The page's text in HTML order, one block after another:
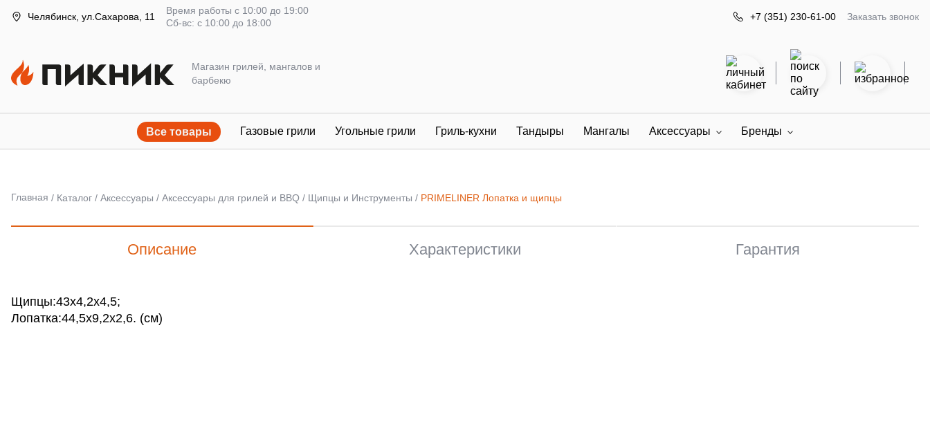
Челябинск, ул.Сахарова, 11
Время работы с 10:00 до 19:00
Сб-вс: с 10:00 до 18:00
+7 (351) 230-61-00 Заказать звонок
Магазин грилей, мангалов и
барбекю
Все товары Газовые грили Угольные грили Гриль-кухни Тандыры Мангалы Аксессуары Бренды
Главная Каталог Аксессуары Аксессуары для грилей и BBQ Щипцы и Инструменты PRIMELINER Лопатка и щипцы
Описание Характеристики Гарантия
Щипцы:43х4,2х4,5;
Лопатка:44,5x9,2x2,6. (см)